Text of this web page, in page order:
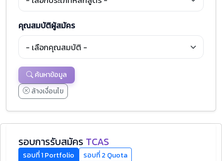
คุณสมบัติผู้สมัคร
ค้นหาข้อมูล
ล้างเงื่อนไข
รอบการรับสมัคร TCAS
รอบที่ 1 Portfolio
รอบที่ 2 Quota